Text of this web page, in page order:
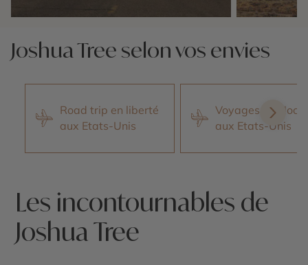
Joshua Tree selon vos envies
Road trip en liberté
aux Etats-Unis
Voyages de
aux Etats-Unis
Les incontournables de
Joshua Tree